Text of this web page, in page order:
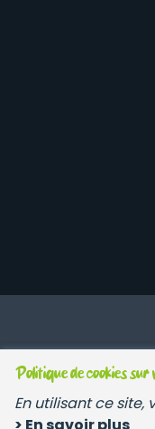
Politique de cookies sur
En utilisant ce